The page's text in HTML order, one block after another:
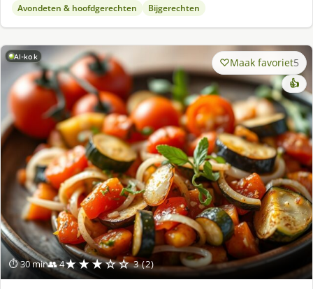
Avondeten & hoofdgerechten Bijgerechten
AI-kok
⏱ 30 min👥 4★★★☆☆ 3 (2)
Maak favoriet5
👍